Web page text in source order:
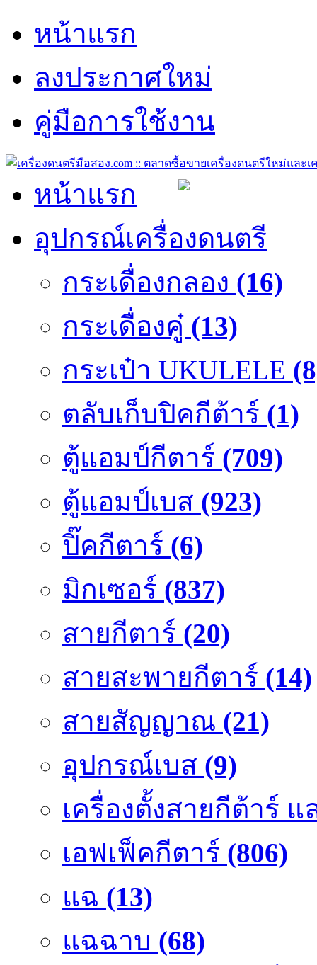
หน้าแรก
ลงประกาศใหม่
คู่มือการใช้งาน
หน้าแรก
อุปกรณ์เครื่องดนตรี
กระเดื่องกลอง (16)
กระเดื่องคู๋ (13)
กระเป๋า UKULELE
ตลับเก็บปิคกีต้าร์ (1)
ตู้แอมป์กีตาร์ (709)
ตู้แอมป์เบส (923)
ปิ๊คกีตาร์ (6)
มิกเซอร์ (837)
สายกีตาร์ (20)
สายสะพายกีตาร์ (14)
สายสัญญาณ (21)
อุปกรณ์เบส (9)
เครื่องตั้งสายกีต้าร์ แ
เอฟเฟ็คกีตาร์ (806)
แฉ (13)
แฉฉาบ (68)